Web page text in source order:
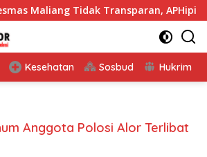
Maliang Tidak Transparan, APHipikor
Kesehatan Sosbud Hukrim
Anggota Polosi Alor Terlibat